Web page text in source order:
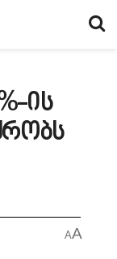
ის
AA